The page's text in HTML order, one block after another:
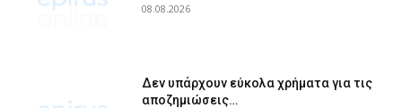
08.08.2026
Δεν υπάρχουν εύκολα χρήματα για τις
αποζημιώσεις…